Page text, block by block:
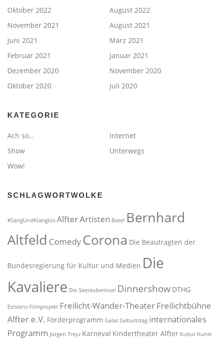
Oktober 2022
August 2022
November 2021
August 2021
Juni 2021
März 2021
Februar 2021
Januar 2021
Dezember 2020
November 2020
Oktober 2020
Juli 2020
KATEGORIE
Ach so…
Internet
Show
Unterwegs
Wow!
SCHLAGWORTWOLKE
#SangUndKlanglos AlfterArtisten Basel Bernhard
Altfeld ComedyCorona Die Beautragten der
Bundesregierung für Kultur und Medien Die
Kavaliere Die Seeräuberinsel Dinnershow DTHG
Existenz Filmprojekt Freilicht-Wander-TheaterFreilichtbühne
Alfter e.V. Förderprogramm Galas Geburtstag internationales
Programm Jürgen Treyz Karneval Kindertheater Alfter Kultur Kunst